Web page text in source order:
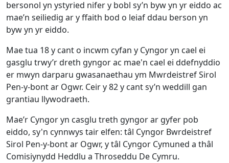
bersonol yn ystyried nifer y bobl sy’n byw yn yr eiddo ac
mae’n seiliedig ar y ffaith bod o leiaf ddau berson yn
byw yn yr eiddo.
Mae tua 18 y cant o incwm cyfan y Cyngor yn cael ei
gasglu trwy’r dreth gyngor ac mae'n cael ei ddefnyddio
er mwyn darparu gwasanaethau ym Mwrdeistref Sirol
Pen-y-bont ar Ogwr. Ceir y 82 y cant sy’n weddill gan
grantiau llywodraeth.
Mae’r Cyngor yn casglu treth gyngor ar gyfer pob
eiddo, sy'n cynnwys tair elfen: tâl Cyngor Bwrdeistref
Sirol Pen-y-bont ar Ogwr, y tâl Cyngor Cymuned a thâl
Comisiynydd Heddlu a Throseddu De Cymru.